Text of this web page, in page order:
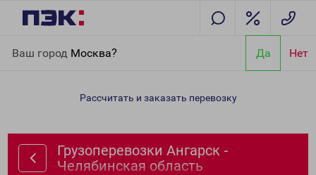
Ваш город Москва? Да Нет
Челябинская область
Рассчитать и заказать перевозку
Грузоперевозки Ангарск -
Челябинская область